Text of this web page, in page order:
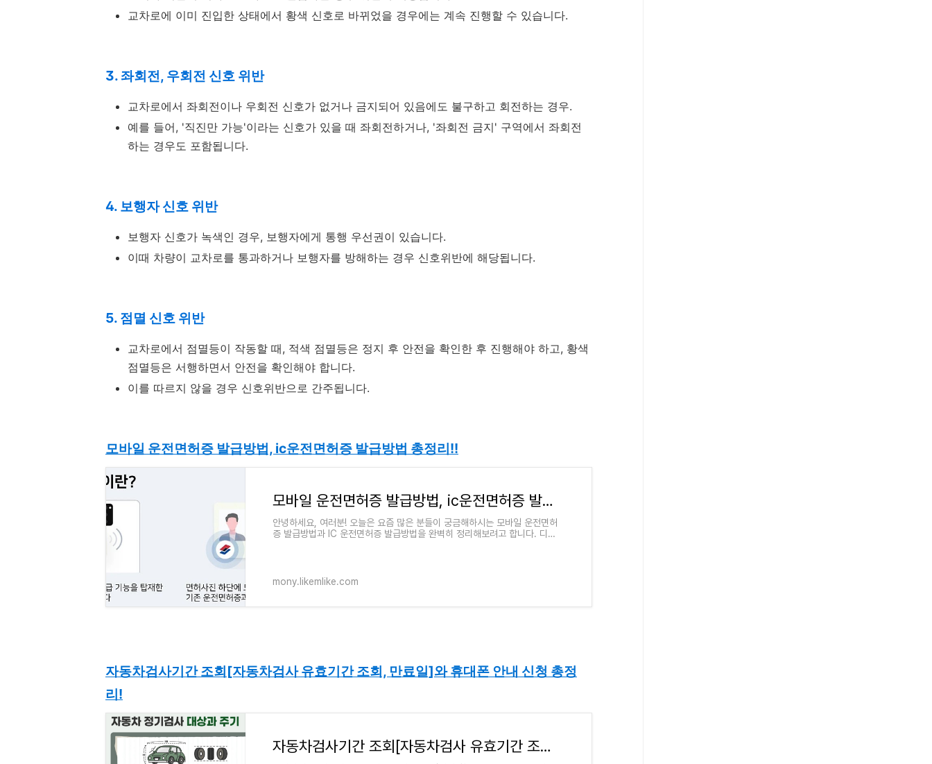
교차로에 이미 진입한 상태에서 황색 신호로 바뀌었을 경우에는 계속 진행할 수 있습니다.
3. 좌회전, 우회전 신호 위반
교차로에서 좌회전이나 우회전 신호가 없거나 금지되어 있음에도 불구하고 회전하는 경우.
예를 들어, '직진만 가능'이라는 신호가 있을 때 좌회전하거나, '좌회전 금지' 구역에서 좌회전
하는 경우도 포함됩니다.
4. 보행자 신호 위반
보행자 신호가 녹색인 경우, 보행자에게 통행 우선권이 있습니다.
이때 차량이 교차로를 통과하거나 보행자를 방해하는 경우 신호위반에 해당됩니다.
5. 점멸 신호 위반
교차로에서 점멸등이 작동할 때, 적색 점멸등은 정지 후 안전을 확인한 후 진행해야 하고, 황색
점멸등은 서행하면서 안전을 확인해야 합니다.
이를 따르지 않을 경우 신호위반으로 간주됩니다.
모바일 운전면허증 발급방법, ic운전면허증 발급방법 총정리!!
모바일 운전면허증 발급방법, ic운전면허증 발급방법 총정리!!
안녕하세요, 여러분! 오늘은 요즘 많은 분들이 궁금해하시는 모바일 운전면허
증 발급방법과 IC 운전면허증 발급방법을 완벽히 정리해보려고 합니다. 디지
mony.likemlike.com
자동차검사기간 조회[자동차검사 유효기간 조회, 만료일]와 휴대폰 안내 신청 총정
리!
자동차검사기간 조회[자동차검사 유효기간 조회, 만료일]와 휴대폰 안내 신청 총정리!